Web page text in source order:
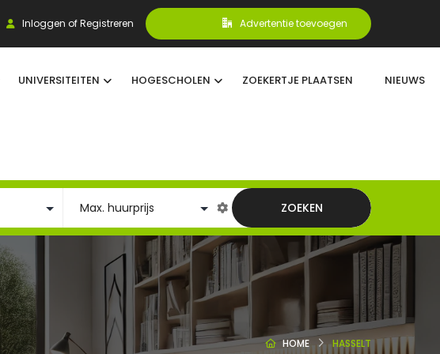
Inloggen of Registreren Advertentie toevoegen
UNIVERSITEITEN HOGESCHOLEN ZOEKERTJE PLAATSEN NIEUWS
ZOEKEN
HOME HASSELT